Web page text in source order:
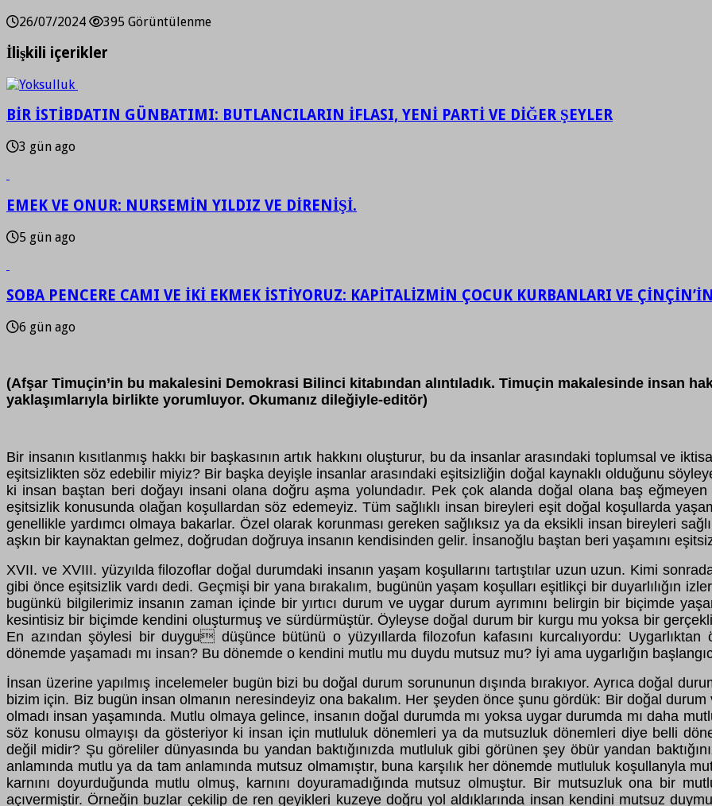
26/07/2024 395 Görüntülenme
İlişkili içerikler
BİR İSTİBDATIN GÜNBATIMI: BUTLANCILARIN İFLASI, YENİ PARTİ VE DİĞER ŞEYLER
3 gün ago
EMEK VE ONUR: NURSEMİN YILDIZ VE DİRENİŞİ.
5 gün ago
SOBA PENCERE CAMI VE İKİ EKMEK İSTİYORUZ: KAPİTALİZMİN ÇOCUK KURBANLARI VE
6 gün ago
(Afşar Timuçin’in bu makalesini Demokrasi Bilinci kitabından alıntıladık. Timuçin makalesinde insan
yaklaşımlarıyla birlikte yorumluyor. Okumanız dileğiyle-editör)
Bir insanın kısıtlanmış hakkı bir başkasının artık hakkını oluşturur, bu da insanlar arasındaki toplumsal ve
eşitsizlikten söz edebilir miyiz? Bir başka deyişle insanlar arasındaki eşitsizliğin doğal kaynaklı olduğunu
ki insan baştan beri doğayı insani olana doğru aşma yolundadır. Pek çok alanda doğal olana baş
eşitsizlik konusunda olağan koşullardan söz edemeyiz. Tüm sağlıklı insan bireyleri eşit doğal koşullarda
genellikle yardımcı olmaya bakarlar. Özel olarak korunması gereken sağlıksız ya da eksikli insan bireyleri
aşkın bir kaynaktan gelmez, doğrudan doğruya insanın kendisinden gelir. İnsanoğlu baştan beri yaşamını
XVII. ve XVIII. yüzyılda filozoflar doğal durumdaki insanın yaşam koşullarını tartıştılar uzun uzun. Kimi
gibi önce eşitsizlik vardı dedi. Geçmişi bir yana bırakalım, bugünün yaşam koşulları eşitlikçi bir duyarlılığın
bugünkü bilgilerimiz insanın zaman içinde bir yırtıcı durum ve uygar durum ayrımını belirgin bir biçimde
kesintisiz bir biçimde kendini oluşturmuş ve sürdürmüştür. Öyleyse doğal durum bir kurgu mu yoksa bir
En azından şöylesi bir duygu düşünce bütünü o yüzyıllarda filozofun kafasını kurcalıyordu:
dönemde yaşamadı mı insan? Bu dönemde o kendini mutlu mu duydu mutsuz mu? İyi ama uygarlığın
İnsan üzerine yapılmış incelemeler bugün bizi bu doğal durum sorununun dışında bırakıyor. Ayrıca doğal
bizim için. Biz bugün insan olmanın neresindeyiz ona bakalım. Her şeyden önce şunu gördük: Bir doğal durum
olmadı insan yaşamında. Mutlu olmaya gelince, insanın doğal durumda mı yoksa uygar durumda mı daha
söz konusu olmayışı da gösteriyor ki insan için mutluluk dönemleri ya da mutsuzluk dönemleri diye belli
değil midir? Şu göreliler dünyasında bu yandan baktığınızda mutluluk gibi görünen şey öbür yandan
anlamında mutlu ya da tam anlamında mutsuz olmamıştır, buna karşılık her dönemde mutluluk koşullanyla
karnını doyurduğunda mutlu olmuş, karnını doyuramadığında mutsuz olmuştur. Bir mutsuzluk ona bir
açıvermiştir. Örneğin buzlar çekilip de ren geyikleri kuzeye doğru yol aldıklarında insan kendini mutsuz